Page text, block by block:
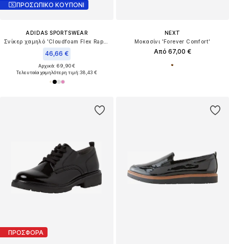
ΠΡΟΣΩΠΙΚΟ ΚΟΥΠΟΝΙ
ADIDAS SPORTSWEAR
Σνίκερ χαμηλό 'Cloudfoam Flex Rapidfit'
46,66 €
Αρχικά: 69,90 €
Τελευταία χαμηλότερη τιμή:38,43 €
NEXT
Μοκασίνι 'Forever Comfort'
Από 67,00 €
ΠΡΟΣΦΟΡΑ